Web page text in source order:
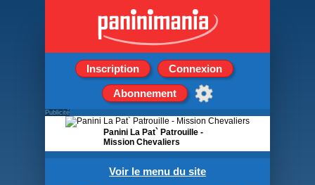
Inscription Connexion
Abonnement
Voir le menu du site
Publicité
Panini La Pat` Patrouille -
Mission Chevaliers
stickers